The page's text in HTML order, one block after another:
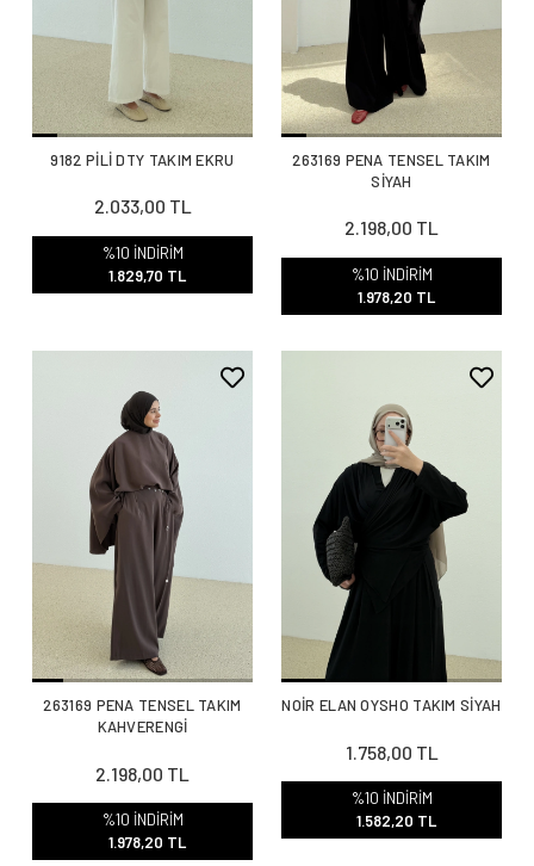
9182 PİLİ DTY TAKIM EKRU
2.033,00 TL
%10 İNDİRİM
1.829,70 TL
263169 PENA TENSEL TAKIM
SİYAH
2.198,00 TL
%10 İNDİRİM
1.978,20 TL
263169 PENA TENSEL TAKIM
KAHVERENGİ
2.198,00 TL
%10 İNDİRİM
1.978,20 TL
NOİR ELAN OYSHO TAKIM SİYAH
1.758,00 TL
%10 İNDİRİM
1.582,20 TL